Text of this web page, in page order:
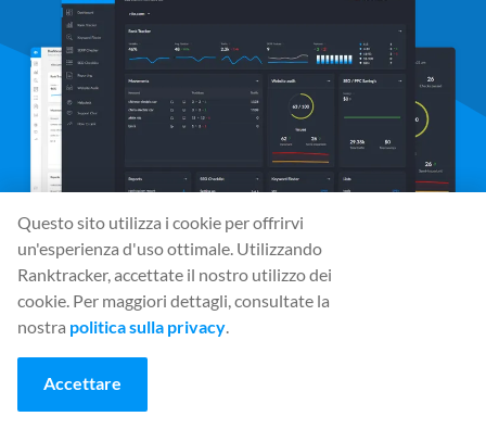
Media sociali
Strumenti
Questo sito utilizza i cookie per offrirvi
un'esperienza d'uso ottimale. Utilizzando
Ranktracker, accettate il nostro utilizzo dei
cookie. Per maggiori dettagli, consultate la
nostra politica sulla privacy.
Accettare